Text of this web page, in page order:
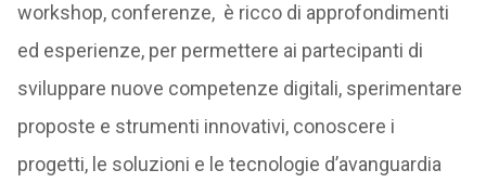
workshop, conferenze, è ricco di approfondimenti
ed esperienze, per permettere ai partecipanti di
sviluppare nuove competenze digitali, sperimentare
proposte e strumenti innovativi, conoscere i
progetti, le soluzioni e le tecnologie d’avanguardia